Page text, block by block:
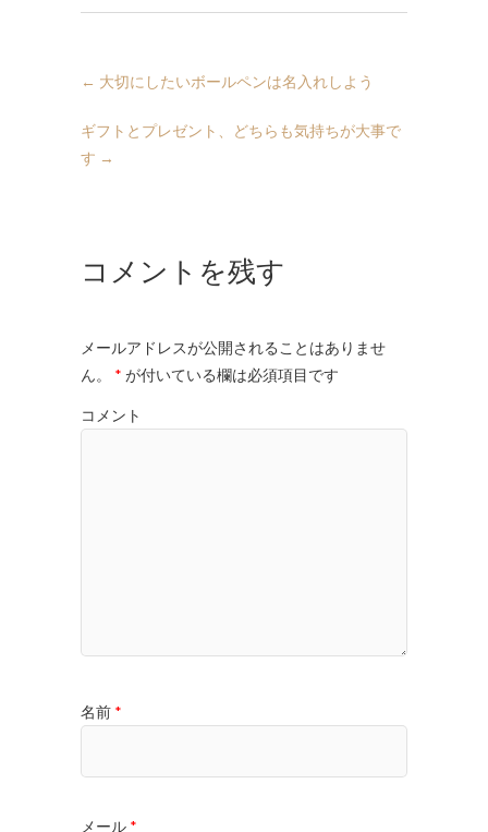
← 大切にしたいボールペンは名入れしよう
ギフトとプレゼント、どちらも気持ちが大事で
す →
コメントを残す
メールアドレスが公開されることはありませ
ん。
* が付いている欄は必須項目です
コメント
名前 *
メール *